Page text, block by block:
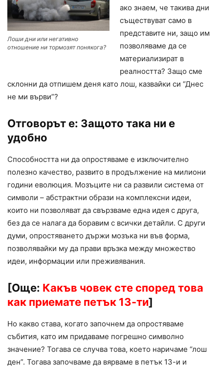
Лоши дни или негативно
отношение ни тормозят понякога?
ако знаем, че такива дни
съществуват само в
представите ни, защо им
позволяваме да се
материализират в
реалността? Защо сме
склонни да отпишем деня като лош, казвайки си “Днес
не ми върви”?
Отговорът е: Защото така ни е
удобно
Способността ни да опростяваме е изключително
полезно качество, развито в продължение на милиони
години еволюция. Мозъците ни са развили система от
символи – абстрактни образи на комплексни идеи,
които ни позволяват да свързваме една идея с друга,
без да се налага да боравим с всички детайли. С други
думи, опростяването държи мозъка ни във форма,
позволявайки му да прави връзка между множество
идеи, информации или преживявания.
[Още: Какъв човек сте според това
как приемате петък 13-ти]
Но какво става, когато започнем да опростяваме
събития, като им придаваме погрешно символно
значение? Тогава се случва това, което наричаме “лош
ден”. Тогава започваме да вярваме в петък 13-и и